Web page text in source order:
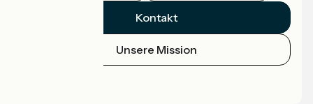
Kontakt
Unsere Mission